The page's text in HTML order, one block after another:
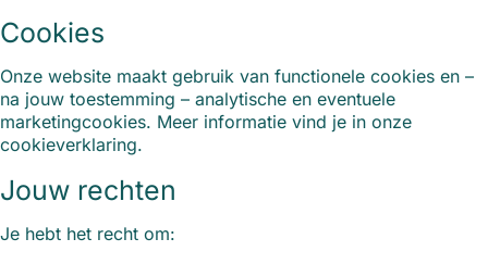
Cookies
Onze website maakt gebruik van functionele cookies en –
na jouw toestemming – analytische en eventuele
marketingcookies. Meer informatie vind je in onze
cookieverklaring.
Jouw rechten
Je hebt het recht om: